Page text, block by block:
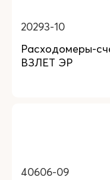
20293-10
Расходомеры-
ВЗЛЕТ ЭР
40606-09